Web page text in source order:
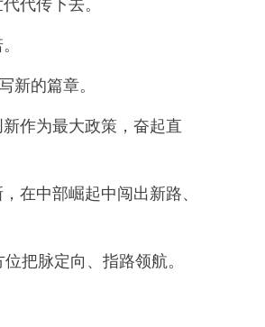
的篇章。
作为最大政策，奋起直
在中部崛起中闯出新路、
把脉定向、指路领航。